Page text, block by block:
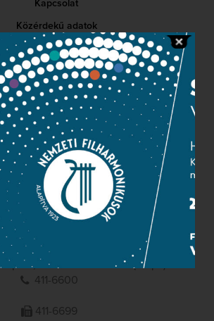
Kapcsolat
Közérdekű adatok
Sajtószoba
Adatvédelem
Impresszum
NEMZETI
Komor Marcell u. 1. (Müpa)
411-6600
411-6699